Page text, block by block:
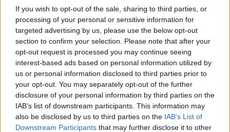
If you wish to opt-out of the sale, sharing to third parties, or
processing of your personal or sensitive information for
targeted advertising by us, please use the below opt-out
section to confirm your selection. Please note that after your
opt-out request is processed you may continue seeing
interest-based ads based on personal information utilized by
us or personal information disclosed to third parties prior to
your opt-out. You may separately opt-out of the further
disclosure of your personal information by third parties on the
IAB’s list of downstream participants. This information may
also be disclosed by us to third parties on the IAB’s List of
Downstream Participants that may further disclose it to other
Bianca Marchesi · 11 Dic 2025
FUORI PORTA